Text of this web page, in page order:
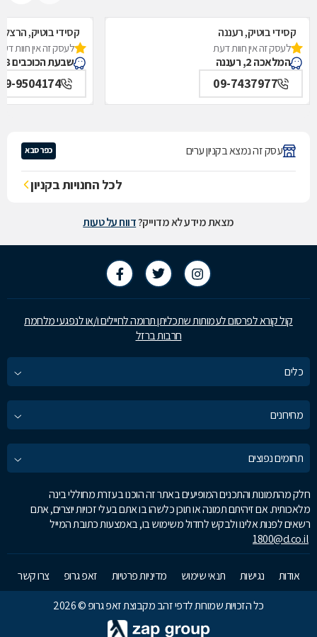
קסידי בוטיק, רעננה
לעסק זה אין חוות דעת
המלאכה 2, רעננה
09-7437977
קסידי בוטיק,
לעסק זה אין חוות
שבעת הכוכבים 8, הרצליה
9504174
עסק זה נמצא בקניון ערים כפר סבא
לכל החנויות בקניון
מצאת מידע לא מדוייק?דווח על טעות
קול קורא לפרסום לעמותות שתכליתן תרומה לחיילים ו/או לנפגעי מלחמת
חרבות ברזל
כלים
מחירונים
תחומים נפוצים
חלק מהתמונות והתכנים המופיעים באתר זה הוכנו בעזרת מחוללי בינה
מלאכותית. אם זיהיתם תמונה או תוכן כלשהו בו אתם בעלי זכויות יוצרים, אתם
רשאים לפנות אלינו ולבקש לחדול משימוש בו, באמצעות כתובת המייל
1800@d.co.il
אודות נגישות תנאי שימוש מדיניות פרטיות זאפ גרופ
צרו קשר
כל הזכויות שמורות לדפי זהב מקבוצת זאפ גרופ © 2026